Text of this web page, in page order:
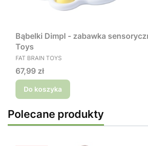
Bąbelki Dimpl - zabawka
Toys
PRODUCENT
FAT BRAIN TOYS
Cena
67,99 zł
Do koszyka
Polecane produkty